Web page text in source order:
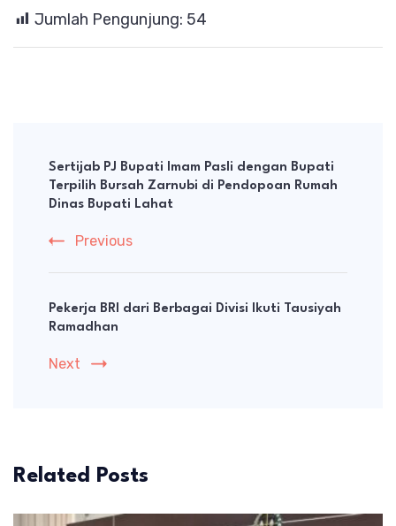
Jumlah Pengunjung: 54
Navigation
Sertijab PJ Bupati Imam Pasli dengan Bupati
Terpilih Bursah Zarnubi di Pendopoan Rumah
Dinas Bupati Lahat
Previous
Pekerja BRI dari Berbagai Divisi Ikuti Tausiyah
Ramadhan
Next
Related Posts